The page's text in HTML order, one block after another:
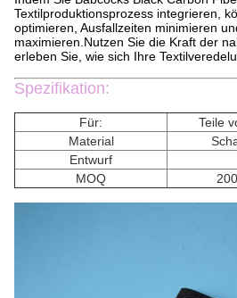
Textilproduktionsprozess integrieren,
optimieren, Ausfallzeiten minimieren
maximieren.Nutzen Sie die Kraft der
erleben Sie, wie sich Ihre
Spezifikation:
Für:
Teile
Material
Entwurf
MOQ